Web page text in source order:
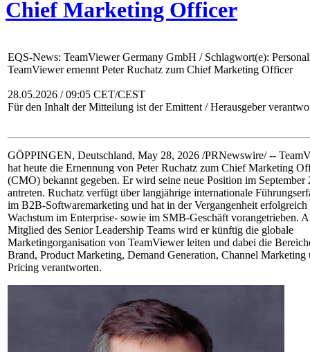
Chief Marketing Officer
EQS-News: TeamViewer Germany GmbH / Schlagwort(e):
TeamViewer ernennt Peter Ruchatz zum Chief Marketing Officer
28.05.2026 / 09:05 CET/CEST
Für den Inhalt der Mitteilung ist der Emittent / Herausgeber
GÖPPINGEN, Deutschland, May 28, 2026 /PRNewswire/ --
hat heute die Ernennung von Peter Ruchatz zum Chief Marketing
(CMO) bekannt gegeben. Er wird seine neue Position im September
antreten. Ruchatz verfügt über langjährige internationale
im B2B-Softwaremarketing und hat in der Vergangenheit erfolgreich
Wachstum im Enterprise- sowie im SMB-Geschäft vorangetrieben.
Mitglied des Senior Leadership Teams wird er künftig die globale
Marketingorganisation von TeamViewer leiten und dabei die
Brand, Product Marketing, Demand Generation, Channel Marketing
Pricing verantworten.